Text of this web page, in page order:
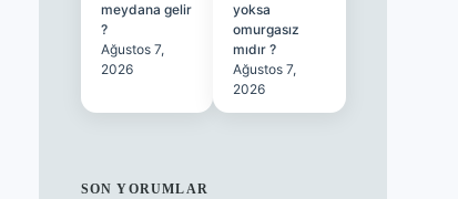
meydana gelir
?
Ağustos 7,
2026
yoksa
omurgasız
mıdır ?
Ağustos 7,
2026
SON YORUMLAR